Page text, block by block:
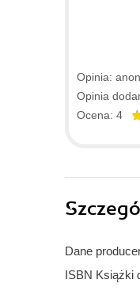
Opinia:
Opinia
Ocena: 4
Dane
ISBN Książki